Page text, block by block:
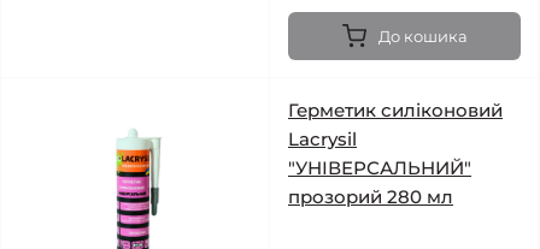
До кошика
Герметик силіконовий
Lacrysil
"УНІВЕРСАЛЬНИЙ"
прозорий 280 мл